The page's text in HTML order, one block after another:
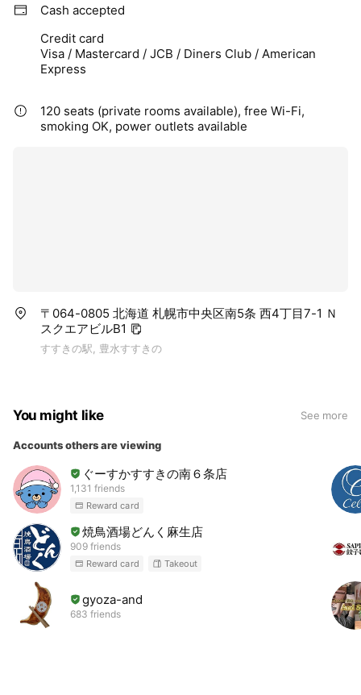
Cash accepted
Credit card
Visa / Mastercard / JCB / Diners Club / American
Express
120 seats (private rooms available), free Wi-Fi,
smoking OK, power outlets available
〒064-0805 北海道 札幌市中央区南5条 西4丁目7-1 Ｎ
スクエアビルB1
すすきの駅, 豊水すすきの
You might like See more
Accounts others are viewing
ぐーすかすすきの南６条店
1,131 friends
Reward card
焼鳥酒場どんく麻生店
909 friends
Reward card Takeout
gyoza-and
683 friends